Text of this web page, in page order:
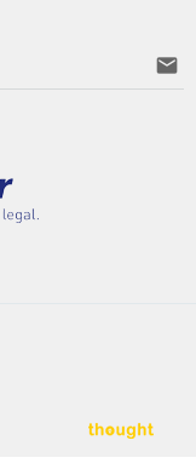
email